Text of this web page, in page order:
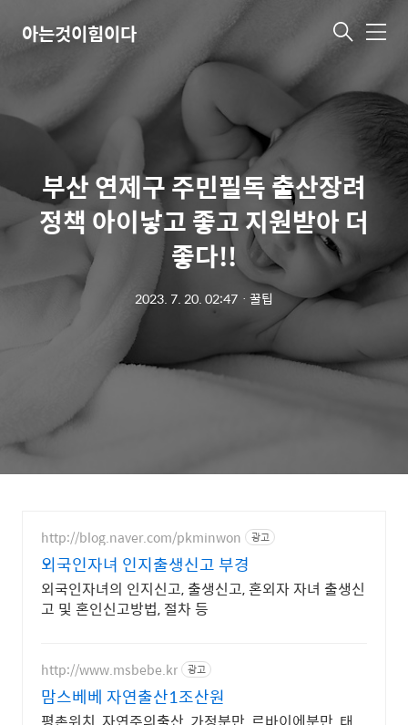
아는것이힘이다 메
부산 연제구 주민필독 출산장려
정책 아이낳고 좋고 지원받아 더
좋다!!
2023. 7. 20. 02:47 ㆍ 꿀팁
http://blog.naver.com/pkminwon 광고
외국인자녀 인지출생신고 부경
외국인자녀의 인지신고, 출생신고, 혼외자 자녀 출생신
고 및 혼인신고방법, 절차 등
http://www.msbebe.kr 광고
맘스베베 자연출산1조산원